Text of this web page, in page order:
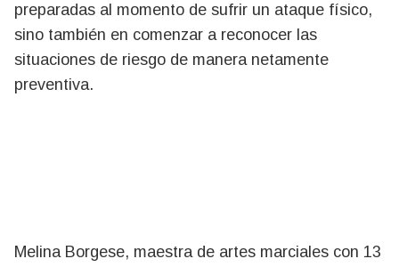
preparadas al momento de sufrir un ataque físico,
sino también en comenzar a reconocer las
situaciones de riesgo de manera netamente
preventiva.
Melina Borgese, maestra de artes marciales con 13